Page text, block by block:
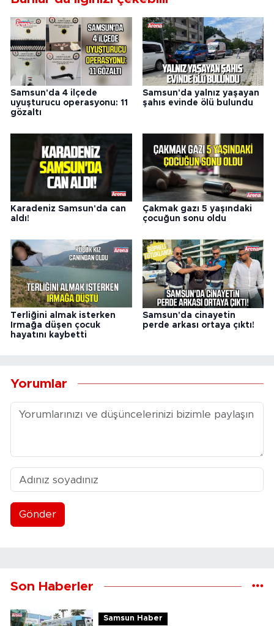
Samsun'da 4 ilçede
uyuşturucu operasyonu: 11
gözaltı
Samsun'da yalnız yaşayan
şahıs evinde ölü bulundu
Karadeniz Samsun'da can
aldı!
Çakmak gazı 5 yaşındaki
çocuğun sonu oldu
Terliğini almak isterken
Irmağa düşen çocuk
hayatını kaybetti
Samsun'da cinayetin
perde arkası ortaya çıktı!
Yorumlar
Gönder
Son Haberler
Samsun Haber